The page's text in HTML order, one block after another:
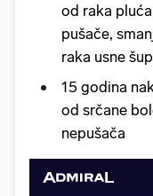
od raka
pušače,
raka usne
15 godina
od srčane
nepušača